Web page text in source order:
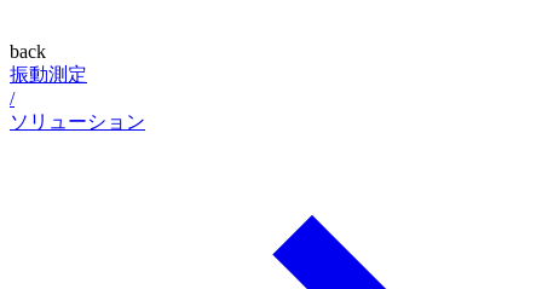
back
振動測定
/
ソリューション